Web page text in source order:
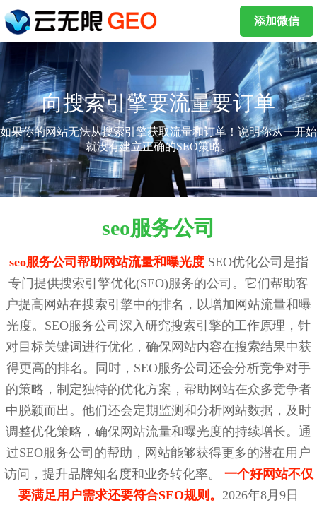
添加微信
向搜索引擎要流量要订单
如果你的网站无法从搜索引擎获取流量和订单！说明你从一开始
就没有建立正确的SEO策略。
seo服务公司
seo服务公司帮助网站流量和曝光度SEO优化公司是指
专门提供搜索引擎优化(SEO)服务的公司。它们帮助客
户提高网站在搜索引擎中的排名，以增加网站流量和曝
光度。SEO服务公司深入研究搜索引擎的工作原理，针
对目标关键词进行优化，确保网站内容在搜索结果中获
得更高的排名。同时，SEO服务公司还会分析竞争对手
的策略，制定独特的优化方案，帮助网站在众多竞争者
中脱颖而出。他们还会定期监测和分析网站数据，及时
调整优化策略，确保网站流量和曝光度的持续增长。通
过SEO服务公司的帮助，网站能够获得更多的潜在用户
访问，提升品牌知名度和业务转化率。 一个好网站不仅
要满足用户需求还要符合SEO规则。 2026年8月9日